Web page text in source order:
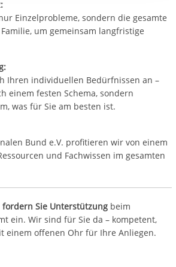
Einzelprobleme, sondern die gesamte
um gemeinsam langfristige
Ihren individuellen Bedürfnissen an –
einem festen Schema, sondern
was für Sie am besten ist.
Bund e.V. profitieren wir von einem
und Fachwissen im gesamten
fordern Sie Unterstützungbeim
ein. Wir sind für Sie da – kompetent,
einem offenen Ohr für Ihre Anliegen.